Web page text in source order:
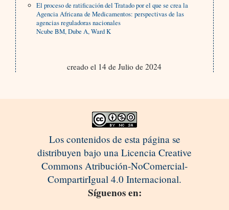
El proceso de ratificación del Tratado por el que se crea la
Agencia Africana de Medicamentos: perspectivas de las
agencias reguladoras nacionales
Ncube BM, Dube A, Ward K
creado el 14 de Julio de 2024
Los contenidos de esta página se
distribuyen bajo una Licencia Creative
Commons Atribución-NoComercial-
CompartirIgual 4.0 Internacional.
Síguenos en: